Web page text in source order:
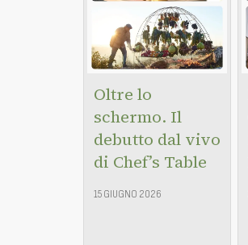
Oltre lo
schermo. Il
debutto dal vivo
di Chef’s Table
15 GIUGNO 2026